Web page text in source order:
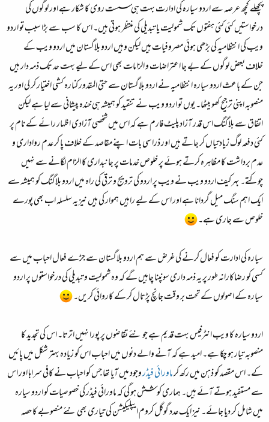
پچھلے کچھ عرصہ سے اردو سیارہ کی ادارت بہت ہی سست روی کا شکار ہے اور لوگوں کی
درخواستیں کئی کئی ہفتوں تک شمولیت یا تبدیلی کی منتظر ہوتی ہیں۔ اس کا سب سے بڑا سبب تو اردو
ویب کی انتظامیہ کی بڑھی ہوئی مصروفیات ہیں لیکن وہیں اردو بلاگستان میں اردو ویب کے
خلاف بعض لوگوں کے بے جا اعتراضات و الزامات بھی اس کے لیے بہت حد تک ذمہ دار ہیں
جن کے باعث اردو سیارہ انتظامیہ نے اردو بلاگستان سے حتیٰ المقدور کنارہ کشی اختیار کر لی اور یہ
منصوبہ اپنی ترجیح کھو بیٹھا۔ یوں تو اردو ویب نے تنقید کو ہمیشہ ہی خندہ پیشانی سے لیا ہے لیکن
اتفاق سے بلاگنگ اس قدر آزاد پلیٹ فارم ہے کہ اس میں شخصی آزادی اظہار رائے کے نام پر
کئی دفعہ لوگ زیادتیاں کر جاتے ہیں اور ذرا سی بات اپنے مقاصد کے خلاف پا کر عدم رواداری و
عدم برداشت کا مظاہرہ کرتے ہوئے پر خلوص خدمات پر جانبداری کا الزام لگانے سے نہیں
چوکتے۔ بہر کیف اردو ویب نے ویب پر اردو کی ترویج و ترقی کی راہ میں اردو بلاگنگ کو ہمیشہ سے
ایک اہم سنگ میل گردانا ہے اور اس کے لیے راہیں ہموار کی ہیں نیز یہ سلسلہ اب بھی پورے
خلوص سے جاری ہے۔
سیارہ کی ادارت کو فعال کرنے کی غرض سے ہم اردو بلاگستان سے جڑے فعال احباب میں سے
کسی کو رضاکارانہ طور پر یہ ذمہ داری سونپنا چاہیں گے کہ وہ شمولیت و تبدیلی کی درخواستوں پر اردو
سیارہ کے اصولوں کے تحت بر وقت جانچ پڑتال کر کے کاروائی کریں۔
اردو سیارہ کا ویب انٹرفیس بہت قدیم ہے جو نئے تقاضوں پر پورا نہیں اترتا۔ اس کی تجدید کا
منصوبہ تیار ہو چکا ہے۔ امید ہے کہ آنے والے دنوں میں احباب اس کو زیادہ بہتر شکل میں پائیں
کے۔ اس مقصد کو ذہن میں رکھ کرماورائی فیڈروجود میں آیا تھا جس کو احباب نے کافی سراہا اور اس
سے مستفید ہوتے آئے ہیں۔ ہماری کوشش ہو گی کہ ماورائی فیڈر کی خصوصیات کو اردو سیارہ
میں شامل کر دیا جائے۔ نیز ایک عدد گوگل کروم ایپلیکیشن کی تیاری بھی نئے منصوبے کا حصہ